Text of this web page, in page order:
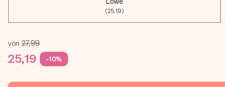
(25,19)
von 27,99
25,19 -10%